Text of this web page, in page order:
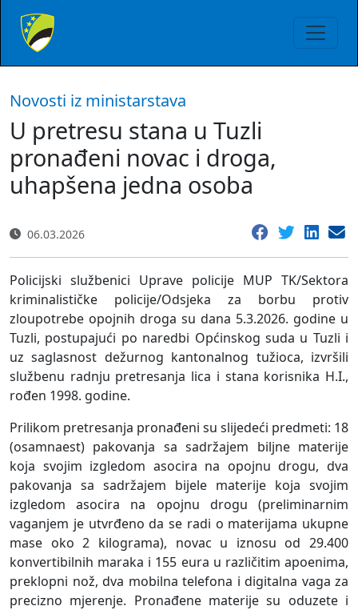
Novosti iz ministarstava
U pretresu stana u Tuzli
pronađeni novac i droga,
uhapšena jedna osoba
06.03.2026
Policijski službenici Uprave policije MUP TK/Sektora
kriminalističke policije/Odsjeka za borbu protiv
zloupotrebe opojnih droga su dana 5.3.2026. godine u
Tuzli, postupajući po naredbi Općinskog suda u Tuzli i
uz saglasnost dežurnog kantonalnog tužioca, izvršili
službenu radnju pretresanja lica i stana korisnika H.I.,
rođen 1998. godine.
Prilikom pretresanja pronađeni su slijedeći predmeti: 18
(osamnaest) pakovanja sa sadržajem biljne materije
koja svojim izgledom asocira na opojnu drogu, dva
pakovanja sa sadržajem bijele materije koja svojim
izgledom asocira na opojnu drogu (preliminarnim
vaganjem je utvrđeno da se radi o materijama ukupne
mase oko 2 kilograma), novac u iznosu od 29.400
konvertibilnih maraka i 155 eura u različitim apoenima,
preklopni nož, dva mobilna telefona i digitalna vaga za
precizno mjerenje. Pronađene materije su oduzete i